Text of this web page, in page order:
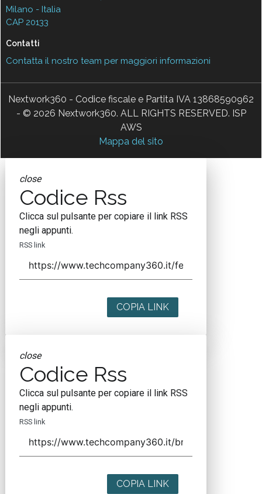
Milano - Italia
CAP 20133
Contatti
Contatta il nostro team per maggiori informazioni
Nextwork360 - Codice fiscale e Partita IVA 13868590962
- © 2026 Nextwork360. ALL RIGHTS RESERVED. ISP
AWS
Mappa del sito
close
Codice Rss
Clicca sul pulsante per copiare il link RSS
negli appunti.
RSS link
COPIA LINK
close
Codice Rss
Clicca sul pulsante per copiare il link RSS
negli appunti.
RSS link
COPIA LINK